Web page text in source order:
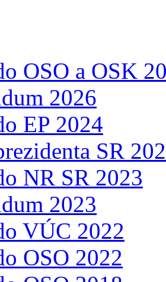
OSO a OSK
2026
EP 2024
SR
NR SR 2023
2023
VÚC 2022
OSO 2022